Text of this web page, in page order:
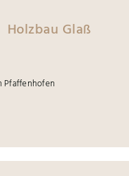
Holzbau Glaß
Pfaffenhofen